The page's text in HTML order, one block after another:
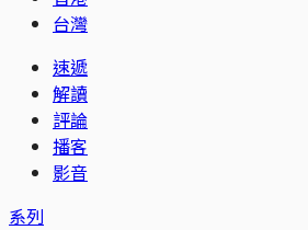
台灣
速遞
解讀
評論
播客
影音
系列